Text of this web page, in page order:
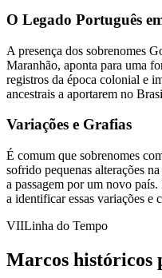
O Legado Português
A presença dos sobrenomes
Maranhão, aponta para uma
registros da época colonial e
ancestrais a aportarem no
Variações e Grafias
É comum que sobrenomes
sofrido pequenas alterações
a passagem por um novo
a identificar essas variações e
VIILinha do Tempo
Marcos históricos